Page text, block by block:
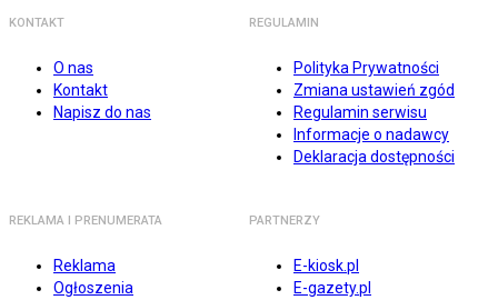
KONTAKT
O nas
Kontakt
Napisz do nas
REGULAMIN
Polityka Prywatności
Zmiana ustawień zgód
Regulamin serwisu
Informacje o nadawcy
Deklaracja dostępności
REKLAMA I PRENUMERATA
Reklama
Ogłoszenia
PARTNERZY
E-kiosk.pl
E-gazety.pl